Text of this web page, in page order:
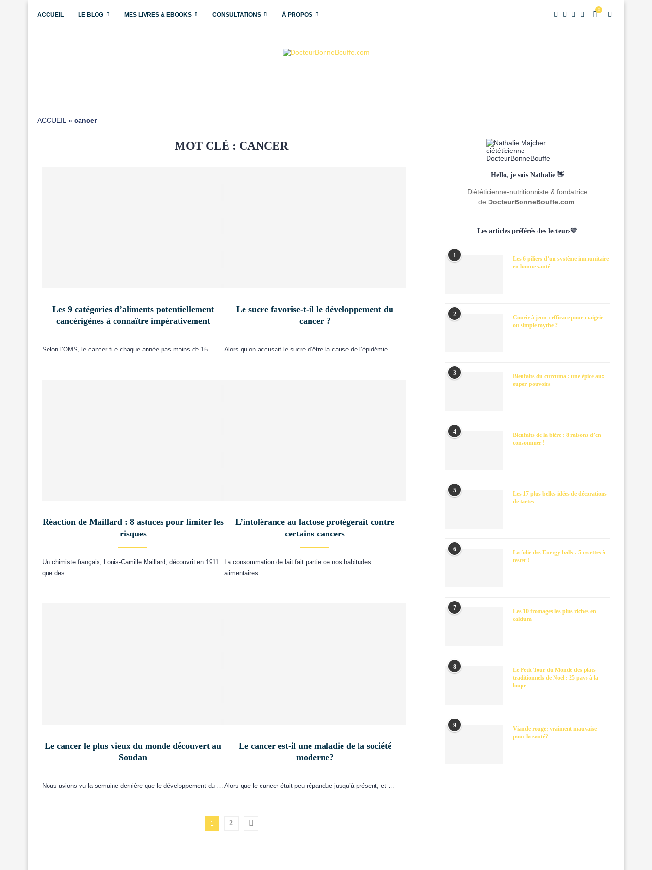
ACCUEIL LE BLOG MES LIVRES & EBOOKS CONSULTATIONS À PROPOS
0
ACCUEIL » cancer
MOT CLÉ : CANCER
Les 9 catégories d’aliments potentiellement
cancérigènes à connaître impérativement
Selon l’OMS, le cancer tue chaque année pas moins de 15 …
Le sucre favorise-t-il le développement du
cancer ?
Alors qu’on accusait le sucre d’être la cause de l’épidémie …
Réaction de Maillard : 8 astuces pour limiter les
risques
Un chimiste français, Louis-Camille Maillard, découvrit en 1911
que des …
L’intolérance au lactose protègerait contre
certains cancers
La consommation de lait fait partie de nos habitudes
alimentaires. …
Le cancer le plus vieux du monde découvert au
Soudan
Nous avions vu la semaine dernière que le développement du …
Le cancer est-il une maladie de la société
moderne?
Alors que le cancer était peu répandue jusqu’à présent, et …
1 2
Hello, je suis Nathalie 👋
Diététicienne-nutritionniste & fondatrice
de DocteurBonneBouffe.com
Les articles préférés des lecteurs💛
1
Les 6 piliers d’un système immunitaire
en bonne santé
2
Courir à jeun : efficace pour maigrir
ou simple mythe ?
3
Bienfaits du curcuma : une épice aux
super-pouvoirs
4
Bienfaits de la bière : 8 raisons d’en
consommer !
5
Les 17 plus belles idées de décorations
de tartes
6
La folie des Energy balls : 5 recettes à
tester !
7
Les 10 fromages les plus riches en
calcium
8
Le Petit Tour du Monde des plats
traditionnels de Noël : 25 pays à la
loupe
9
Viande rouge: vraiment mauvaise
pour la santé?